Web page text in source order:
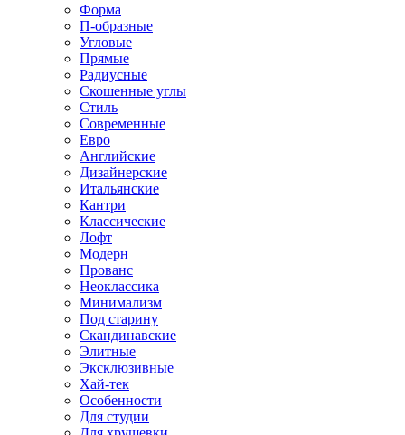
Форма
П-образные
Угловые
Прямые
Радиусные
Скошенные углы
Стиль
Современные
Евро
Английские
Дизайнерские
Итальянские
Кантри
Классические
Лофт
Модерн
Прованс
Неоклассика
Минимализм
Под старину
Скандинавские
Элитные
Эксклюзивные
Хай-тек
Особенности
Для студии